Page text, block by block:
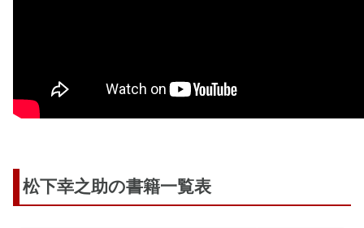
松下幸之助の書籍一覧表